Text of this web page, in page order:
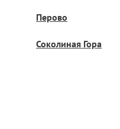
Перово
Соколиная Гора